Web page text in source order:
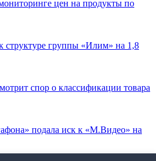
цен на продукты по
структуре группы «Илим» на 1,8
спор о классификации товара
подала иск к «М.Видео» на